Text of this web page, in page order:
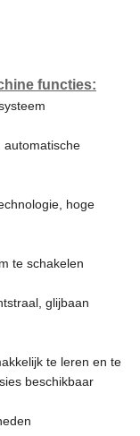
functies:
automatische
hoge
te schakelen
glijbaan
te leren en te
beschikbaar